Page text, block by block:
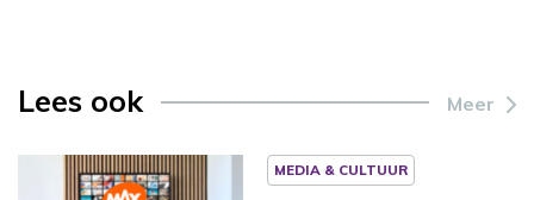
Lees ook Meer
MEDIA & CULTUUR